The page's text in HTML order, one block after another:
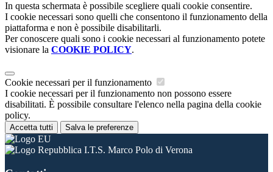
In questa schermata è possibile scegliere quali cookie consentire.
I cookie necessari sono quelli che consentono il funzionamento della
piattaforma e non è possibile disabilitarli.
Per conoscere quali sono i cookie necessari al funzionamento potete
visionare la COOKIE POLICY.
Cookie necessari per il funzionamento
I cookie necessari per il funzionamento non possono essere
disabilitati. È possibile consultare l'elenco nella pagina della cookie
policy.
Accetta tutti Salva le preferenze
I.T.S. Marco Polo di Verona